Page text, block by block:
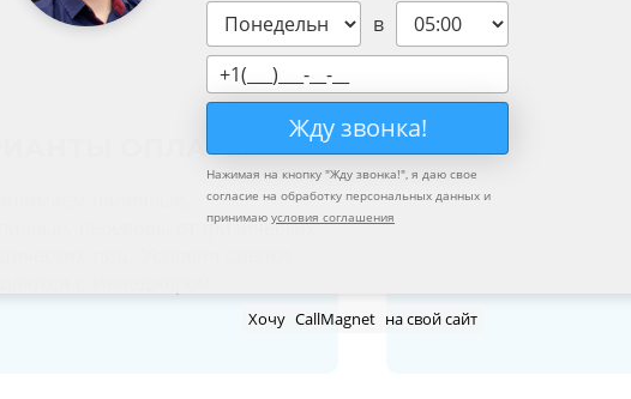
наличные,
переводы от физических
лиц. Условия сделки
с менеджером.
ОПЛАТЫ
в
Жду звонка!
Нажимая на кнопку "Жду звонка!", я даю свое
согласие на обработку персональных данных и
принимаю условия соглашения
Хочу CallMagnet на свой сайт